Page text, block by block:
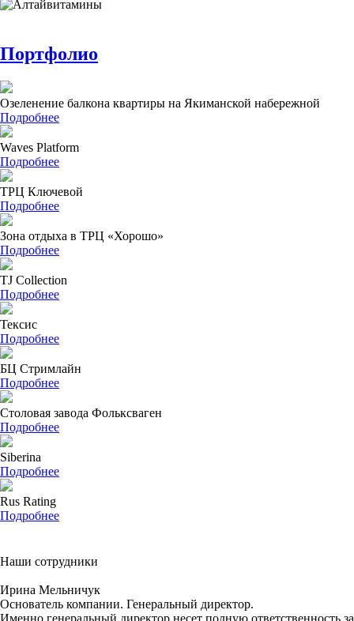
Портфолио
Озеленение балкона квартиры на Якиманской набережной
Подробнее
Waves Platform
Подробнее
ТРЦ Ключевой
Подробнее
Зона отдыха в ТРЦ «Хорошо»
Подробнее
TJ Collection
Подробнее
Тексис
Подробнее
БЦ Стримлайн
Подробнее
Столовая завода Фольксваген
Подробнее
Siberina
Подробнее
Rus Rating
Подробнее
Наши сотрудники
Ирина Мельничук
Основатель компании. Генеральный директор.
Именно генеральный директор несет полную ответственность за